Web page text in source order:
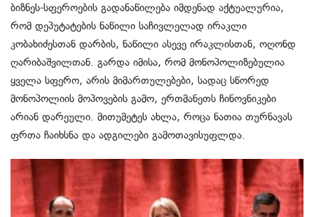
ბიზნეს-სფეროების გადანაწილება იმდენად აქტუალურია,
რომ დეპუტატების ნაწილი საჩივლელად ირაკლი
კობახიძესთან დარბის, ნაწილი ასევე ირაკლისთან, ოღონდ
ღარიბაშვილთან. გარდა იმისა, რომ მონოპოლიზებულია
ყველა სფერო, არის მიმართულებები, სადაც სწორედ
მონოპოლიის მოპოვების გამო, ერთმანეთს ჩინოვნიკები
არიან დარეული. მითუმეტეს ახლა, როცა ნათია თურნავას
ფრთა ჩაიხსნა და ადგილები გამოთავისუფლდა.